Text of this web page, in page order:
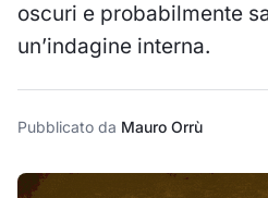
oscuri e probabilmente
un’indagine interna.
Pubblicato da Mauro Orrù